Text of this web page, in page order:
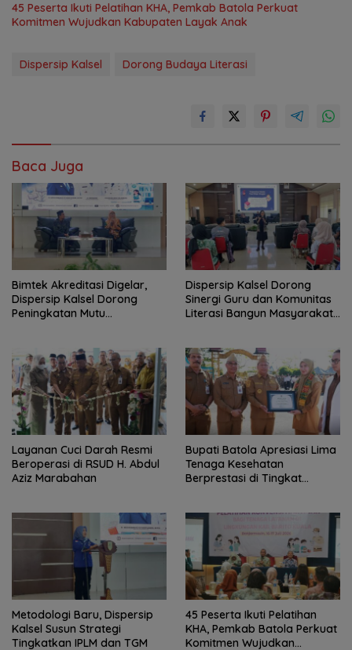
45 Peserta Ikuti Pelatihan KHA, Pemkab Batola Perkuat
Komitmen Wujudkan Kabupaten Layak Anak
Dispersip Kalsel Dorong Budaya Literasi
Baca Juga
Bimtek Akreditasi Digelar,
Dispersip Kalsel Dorong
Peningkatan Mutu
Dispersip Kalsel Dorong
Sinergi Guru dan Komunitas
Literasi Bangun Masyarakat
Layanan Cuci Darah Resmi
Beroperasi di RSUD H. Abdul
Aziz Marabahan
Bupati Batola Apresiasi Lima
Tenaga Kesehatan
Berprestasi di Tingkat
Metodologi Baru, Dispersip
Kalsel Susun Strategi
Tingkatkan IPLM dan TGM
45 Peserta Ikuti Pelatihan
KHA, Pemkab Batola Perkuat
Komitmen Wujudkan